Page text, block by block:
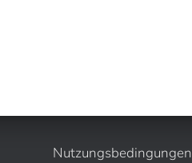
Nutzungsbedingungen